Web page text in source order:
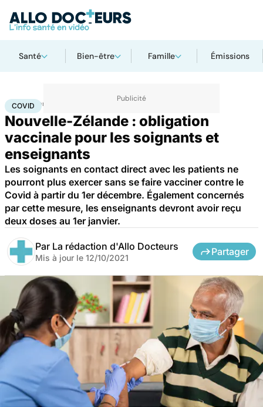
Santé Bien-être Famille Émissions
Accueil Santé Maladies infectieuses
COVID
Nouvelle-Zélande : obligation
vaccinale pour les soignants et
enseignants
Les soignants en contact direct avec les patients ne
pourront plus exercer sans se faire vacciner contre le
Covid à partir du 1er décembre. Également concernés
par cette mesure, les enseignants devront avoir reçu
deux doses au 1er janvier.
Par La rédaction d'Allo Docteurs
Mis à jour le 12/10/2021
Partager